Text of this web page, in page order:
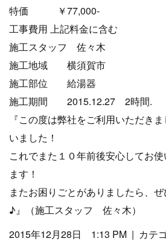
特価 ￥77,000-
工事費用 上記料金に含む
施工スタッフ 佐々木
施工地域 横須賀市
施工部位 給湯器
施工期間 2015.12.27 2時間.
『この度は弊社をご利用いただき
いました！
これでまた１０年前後安心してお
ます！
またお困りごとがありましたら、
♪』（施工スタッフ 佐々木）
2015年12月28日 1:13 PM | カテゴ